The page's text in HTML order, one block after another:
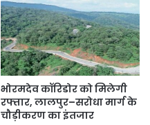
भोरमदेव कॉरिडोर को मिलेगी
रफ्तार, लालपुर–सरोधा मार्ग के
चौड़ीकरण का इंतजार